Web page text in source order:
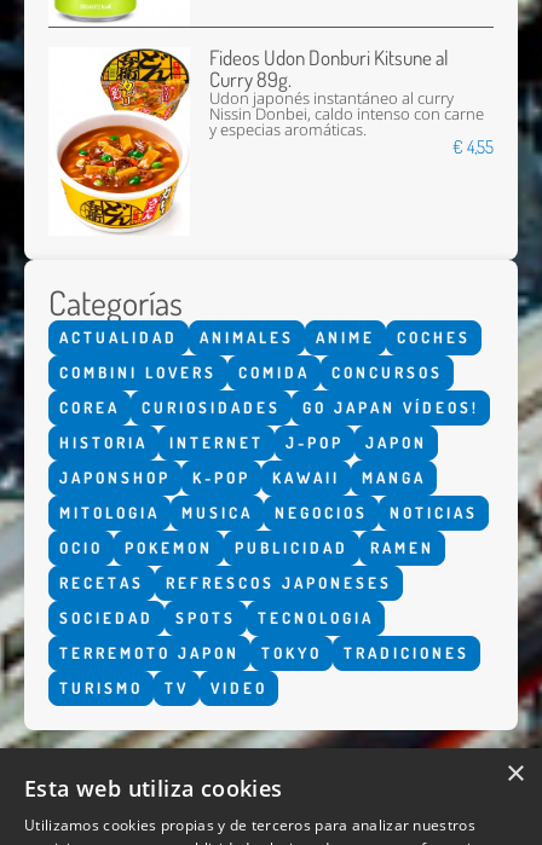
Fideos Udon Donburi Kitsune al
Curry 89g.
Udon japonés instantáneo al curry
Nissin Donbei, caldo intenso con carne
y especias aromáticas.
€ 4,55
Categorías
ACTUALIDAD ANIMALES ANIME
COCHES
COMBINI LOVERS
COMIDA
CONCURSOS
COREA
CURIOSIDADES
GO JAPAN VÍDEOS!
HISTORIA
INTERNET J-POP
JAPON
JAPONSHOP
K-POP KAWAII
MANGA
MITOLOGIA
MUSICA NEGOCIOS
NOTICIAS
OCIO
POKEMON PUBLICIDAD
RAMEN
RECETAS
REFRESCOS JAPONESES
SOCIEDAD
SPOTS
TECNOLOGIA
TERREMOTO JAPON
TOKYO
TRADICIONES
TURISMO
TV VIDEO
×
Esta web utiliza cookies
Utilizamos cookies propias y de terceros para analizar nuestros